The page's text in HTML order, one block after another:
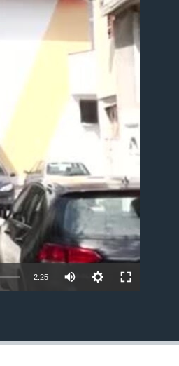
2:25